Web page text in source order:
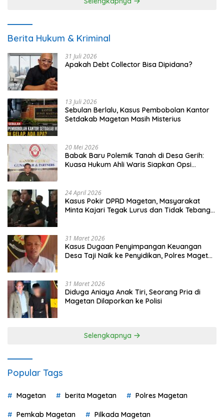
Berita Hukum & Kriminal
31 Juli 2026
Apakah Debt Collector Bisa Dipidana?
13 Juli 2026
Sebulan Berlalu, Kasus Pembobolan Kantor
Setdakab Magetan Masih Misterius
20 Mei 2026
Babak Baru Polemik Tanah di Desa Gerih:
Kuasa Hukum Ahli Waris Siapkan Opsi
24 April 2026
Kasus Pokir DPRD Magetan, Masyarakat
Minta Kajari Tegak Lurus dan Tidak Tebang
31 Maret 2026
Kasus Dugaan Penyimpangan Keuangan
Desa Taji Naik ke Penyidikan, Polres Magetan
31 Maret 2026
Diduga Aniaya Anak Tiri, Seorang Pria di
Magetan Dilaporkan ke Polisi
Selengkapnya
Popular Tags
Magetan berita Magetan Polres Magetan
Pemkab Magetan Pilkada Magetan